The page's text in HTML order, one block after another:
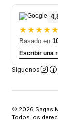
★★★★★
Basado en
Escribir una
Síguenos
2026 Sagas
Todos los